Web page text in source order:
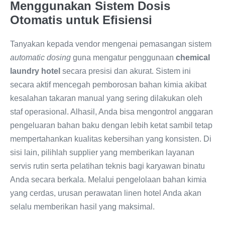
Menggunakan Sistem Dosis
Otomatis untuk Efisiensi
Tanyakan kepada vendor mengenai pemasangan sistem
automatic dosing guna mengatur penggunaan chemical
laundry hotel secara presisi dan akurat. Sistem ini
secara aktif mencegah pemborosan bahan kimia akibat
kesalahan takaran manual yang sering dilakukan oleh
staf operasional. Alhasil, Anda bisa mengontrol anggaran
pengeluaran bahan baku dengan lebih ketat sambil tetap
mempertahankan kualitas kebersihan yang konsisten. Di
sisi lain, pilihlah supplier yang memberikan layanan
servis rutin serta pelatihan teknis bagi karyawan binatu
Anda secara berkala. Melalui pengelolaan bahan kimia
yang cerdas, urusan perawatan linen hotel Anda akan
selalu memberikan hasil yang maksimal.